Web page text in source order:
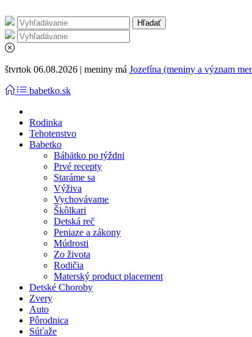
štvrtok 06.08.2026 | meniny má Jozefína (meniny a význam
babetko.sk
Rodinka
Tehotenstvo
Babetko
Bábätko po týždni
Prvé recepty
Staráme sa
Výživa
Vychovávame
Škôlkari
Detská reč
Peniaze a zákony
Múdrosti
Zo života
Rodičia
Materský product placement
Detské Choroby
Zvery
Auto
Pôrodnica
Súťaže